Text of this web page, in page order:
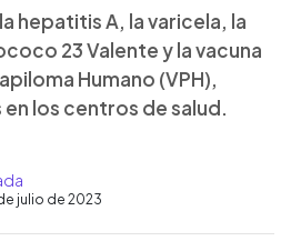
hepatitis A, la varicela, la
23 Valente y la vacuna
Humano (VPH),
los centros de salud.
julio de 2023